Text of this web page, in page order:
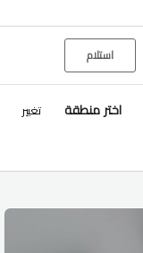
استلام
اختر منطقة تغيير